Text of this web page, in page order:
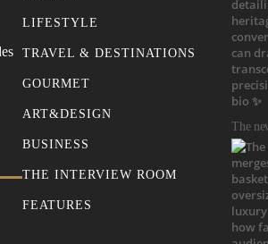
LIFESTYLE
TRAVEL & DESTINATIONS
GOURMET
ART&DESIGN
BUSINESS
THE INTERVIEW ROOM
FEATURES
The